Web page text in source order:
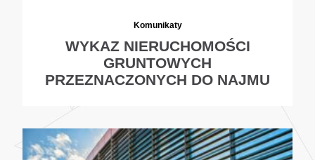
Komunikaty
WYKAZ NIERUCHOMOŚCI
GRUNTOWYCH
PRZEZNACZONYCH DO NAJMU